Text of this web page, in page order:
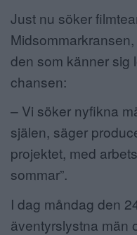
KALENDER
KONTAKT
SAMARBETEN
ANNONSERA
NÄRINGSLIV
MER
Just nu söker
den som känner sig
chansen:
– Vi söker nyfikna
själen, säger
projektet, med
sommar”.
I dag måndag den
äventyrslystna män